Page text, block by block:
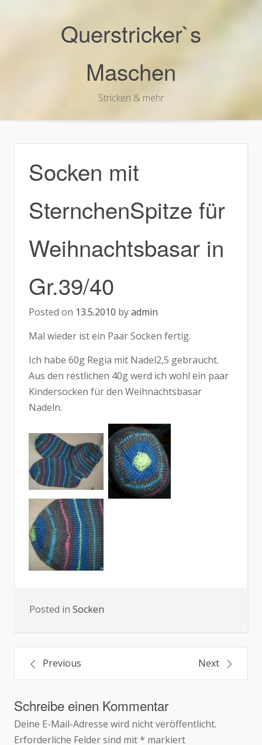
Querstricker`s
Maschen
Stricken & mehr
Socken mit
SternchenSpitze für
Weihnachtsbasar in
Gr.39/40
Posted on 13.5.2010 byadmin
Mal wieder ist ein Paar Socken fertig.
Ich habe 60g Regia mit Nadel2,5 gebraucht.
Aus den restlichen 40g werd ich wohl ein paar
Kindersocken für den Weihnachtsbasar
Nadeln.
Posted in Socken
Beitragsnavigation
Previous Next
Schreibe einen Kommentar
Deine E-Mail-Adresse wird nicht veröffentlicht.
Erforderliche Felder sind mit* markiert